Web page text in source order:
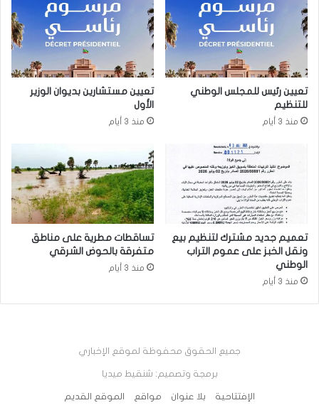
تعيين رئيس للمجلس الوطني
للتنظيم
منذ 3 أيام
تعيين مستشارين بديوان الوزير
الأول
منذ 3 أيام
تعميم جديد مشترك لتنظيم بيع
ونقل الخبز على عموم التراب
الوطني
منذ 3 أيام
تساقطات مطرية على مناطق
متفرقة بالحوض الشرقي
منذ 3 أيام
جميع الحقوق محفوظة لموقع الإخباري
برمجة وتصميم: شنقيط ميديا
الإفتتاحية بلا عنوان مواقع الموقع القديم